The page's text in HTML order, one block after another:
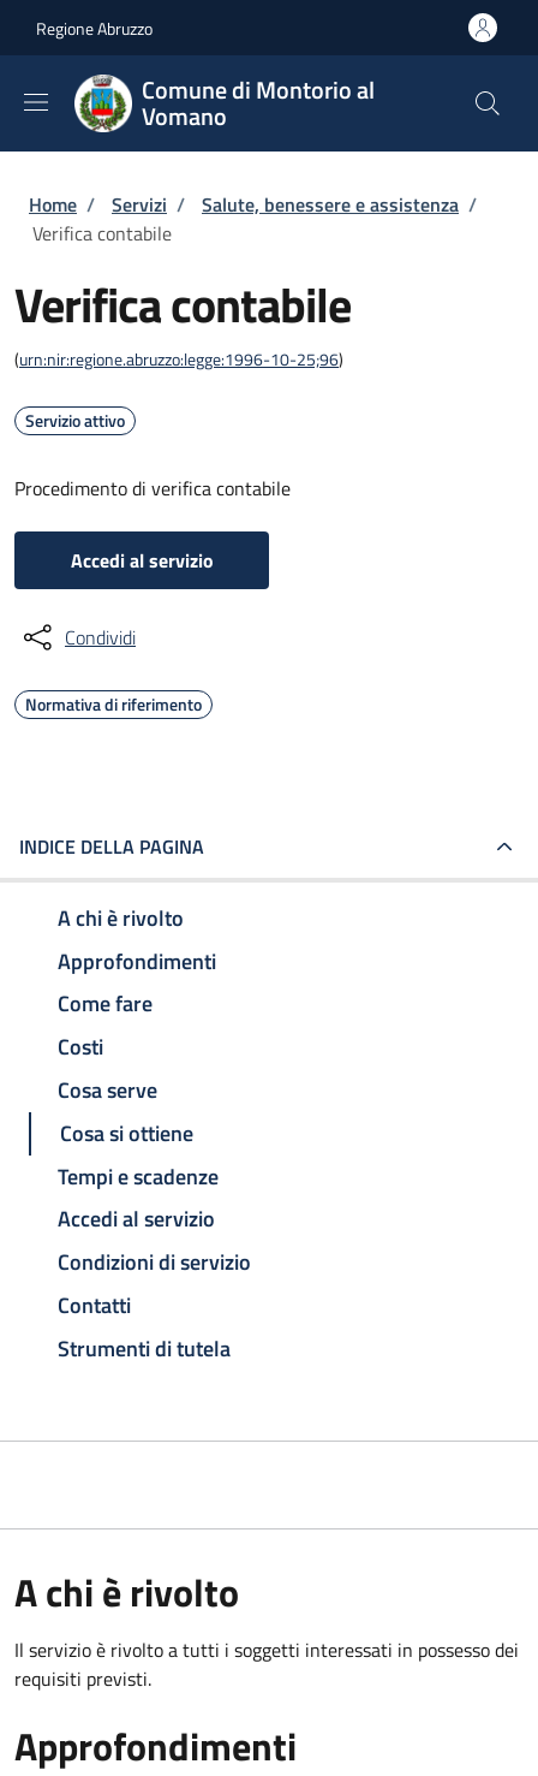
Regione Abruzzo
Comune di Montorio al
Vomano
Briciole di pane
Home / Servizi / Salute, benessere e assistenza /
Verifica contabile
Verifica contabile
(urn:nir:regione.abruzzo:legge:1996-10-25;96)
Servizio attivo
Procedimento di verifica contabile
Accedi al servizio
Condividi
Normativa di riferimento
INDICE DELLA PAGINA
A chi è rivolto
Approfondimenti
Come fare
Costi
Cosa serve
Cosa si ottiene
Tempi e scadenze
Accedi al servizio
Condizioni di servizio
Contatti
Strumenti di tutela
A chi è rivolto
Il servizio è rivolto a tutti i soggetti interessati in possesso dei
requisiti previsti.
Approfondimenti